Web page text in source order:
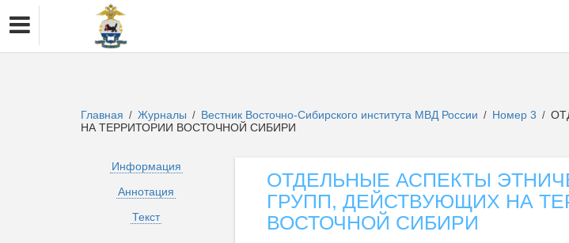
Главная / Журналы / Вестник Восточно-Сибирского института МВД России / Номер 3 /
НА ТЕРРИТОРИИ ВОСТОЧНОЙ СИБИРИ
Информация
Аннотация
Текст
ОТДЕЛЬНЫЕ АСПЕКТЫ
ГРУПП, ДЕЙСТВУЮЩИХ НА
ВОСТОЧНОЙ СИБИРИ